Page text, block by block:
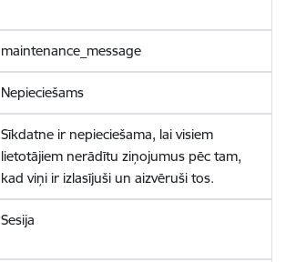
maintenance_message
Nepieciešams
Sīkdatne ir nepieciešama, lai visiem
lietotājiem nerādītu ziņojumus pēc tam,
kad viņi ir izlasījuši un aizvēruši tos.
Sesija